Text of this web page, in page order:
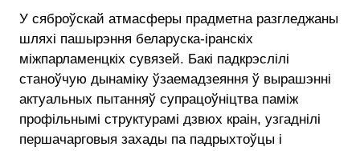
У сяброўскай атмасферы прадметна разгледжаны
шляхі пашырэння беларуска-іранскіх
міжпарламенцкіх сувязей. Бакі падкрэслілі
станоўчую дынаміку ўзаемадзеяння ў вырашэнні
актуальных пытанняў супрацоўніцтва паміж
профільнымі структурамі дзвюх краін, узгаднілі
першачарговыя захады па падрыхтоўцы і